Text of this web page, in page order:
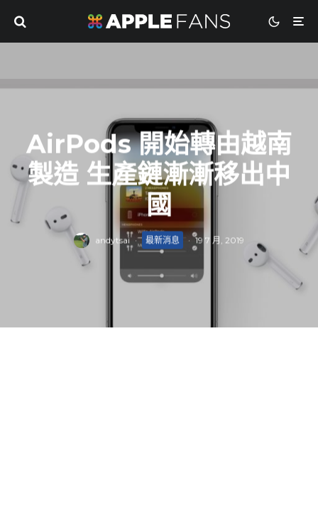
AirPods 開始轉由越南
製造 生產鏈漸漸移出中
國
andytsai · 最新消息 · 19 7 月, 2019